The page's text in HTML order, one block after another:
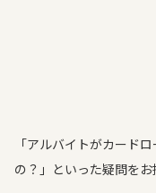
「アルバイトがカード
の？」といった疑問をお